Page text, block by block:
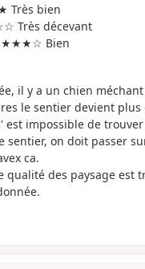
bien
décevant
Bien
il y a un chien
le sentier devient
est impossible de
on doit passer
ca.
qualité des paysage est